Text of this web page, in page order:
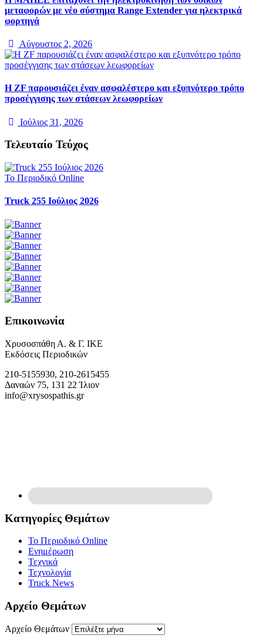
μεταφορών με νέο σύστημα Range Extender για ηλεκτρικά
φορτηγά
Αύγουστος 2, 2026
Η ZF παρουσιάζει έναν ασφαλέστερο και εξυπνότερο τρόπο
προσέγγισης των στάσεων λεωφορείων
Ιούλιος 31, 2026
Τελευταίο Τεύχος
Το Περιοδικό Online
Truck 255 Ιούλιος 2026
Επικοινωνία
Χρυσοσπάθη Α. & Γ. ΙΚΕ
Εκδόσεις Περιοδικών
210-5155930, 210-2615455
Δαναών 75, 131 22 Ίλιον
info@xrysospathis.gr
Κατηγορίες Θεμάτων
Το Περιοδικό Online
Ενημέρωση
Τεχνικά
Τεχνολογία
Truck News
Αρχείο Θεμάτων
Αρχείο Θεμάτων